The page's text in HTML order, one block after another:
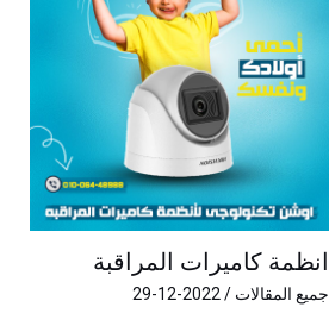
انظمة كاميرات المراقبة
جميع المقالات /
2022-12-29